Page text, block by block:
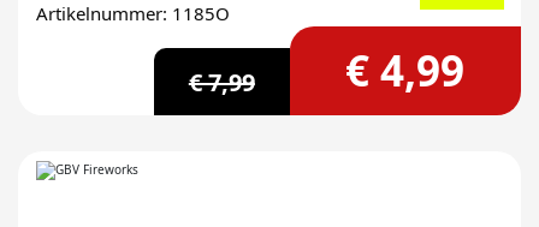
Artikelnummer: 1185O
€ 7,99 € 4,99